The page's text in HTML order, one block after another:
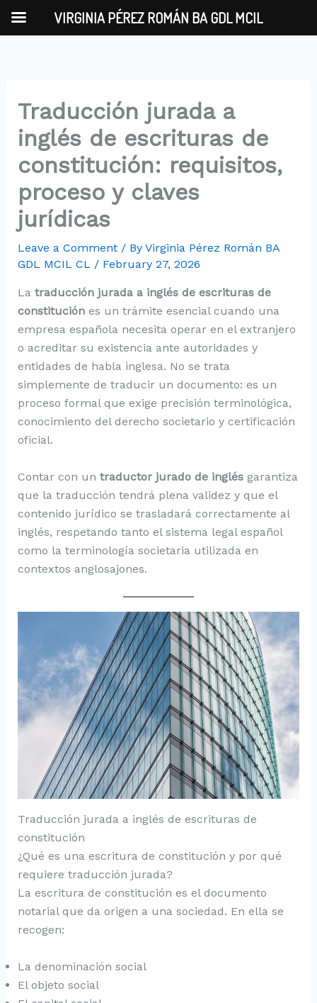
Traducción jurada a
inglés de escrituras de
constitución: requisitos,
proceso y claves
jurídicas
Leave a Comment / By Virginia Pérez Román BA
GDL MCIL CL / February 27, 2026
La traducción jurada a inglés de escrituras de
constituciónes un trámite esencial cuando una
empresa española necesita operar en el extranjero
o acreditar su existencia ante autoridades y
entidades de habla inglesa. No se trata
simplemente de traducir un documento: es un
proceso formal que exige precisión terminológica,
conocimiento del derecho societario y certificación
oficial.
Contar con un traductor jurado de inglésgarantiza
que la traducción tendrá plena validez y que el
contenido jurídico se trasladará correctamente al
inglés, respetando tanto el sistema legal español
como la terminología societaria utilizada en
contextos anglosajones.
Traducción jurada a inglés de escrituras de
constitución
¿Qué es una escritura de constitución y por qué
requiere traducción jurada?
La escritura de constitución es el documento
notarial que da origen a una sociedad. En ella se
recogen:
La denominación social
El objeto social
VIRGINIA PÉREZ ROMÁN BA GDL MCIL